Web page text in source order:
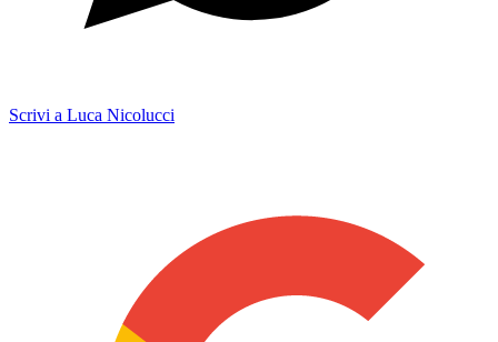
Scrivi a Luca Nicolucci